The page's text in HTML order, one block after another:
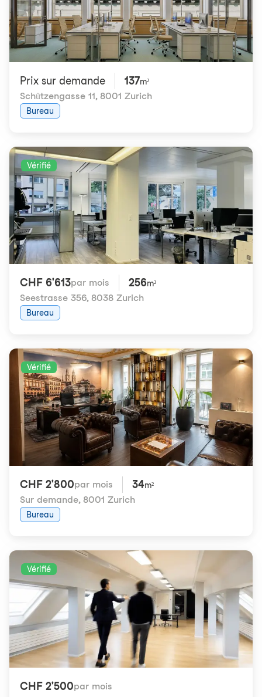
Prix ​​sur demande 137m²
Schützengasse 11, 8001 Zurich
Bureau
Vérifié
CHF 6'613par mois 256m²
Seestrasse 356, 8038 Zurich
Bureau
Vérifié
CHF 2'800par mois 34m²
Sur demande, 8001 Zurich
Bureau
Vérifié
CHF 2'500par mois